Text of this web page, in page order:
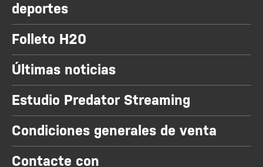
deportes
Folleto H20
Últimas noticias
Estudio Predator Streaming
Condiciones generales de venta
Contacte con